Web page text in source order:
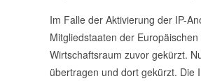
Im Falle der Aktivierung der IP-
Mitgliedstaaten der
Wirtschaftsraum zuvor gekürzt.
übertragen und dort gekürzt. Die